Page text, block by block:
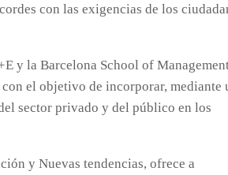
con las exigencias de los
y la Barcelona School of
el objetivo de incorporar, mediante
sector privado y del público en los
y Nuevas tendencias, ofrece a